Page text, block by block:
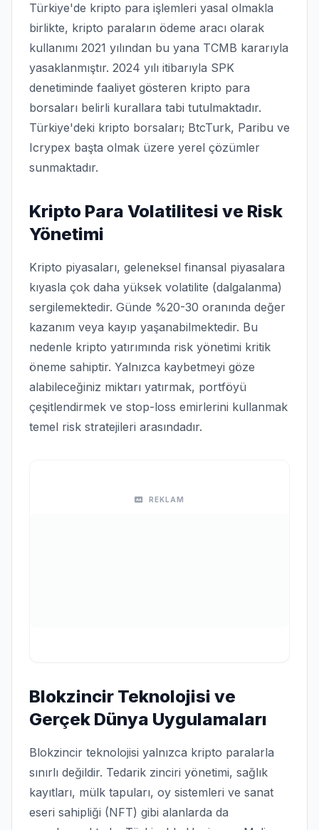
Türkiye'de kripto para işlemleri yasal olmakla
birlikte, kripto paraların ödeme aracı olarak
kullanımı 2021 yılından bu yana TCMB kararıyla
yasaklanmıştır. 2024 yılı itibarıyla SPK
denetiminde faaliyet gösteren kripto para
borsaları belirli kurallara tabi tutulmaktadır.
Türkiye'deki kripto borsaları; BtcTurk, Paribu ve
Icrypex başta olmak üzere yerel çözümler
sunmaktadır.
Kripto Para Volatilitesi ve Risk
Yönetimi
Kripto piyasaları, geleneksel finansal piyasalara
kıyasla çok daha yüksek volatilite (dalgalanma)
sergilemektedir. Günde %20-30 oranında değer
kazanım veya kayıp yaşanabilmektedir. Bu
nedenle kripto yatırımında risk yönetimi kritik
öneme sahiptir. Yalnızca kaybetmeyi göze
alabileceğiniz miktarı yatırmak, portföyü
çeşitlendirmek ve stop-loss emirlerini kullanmak
temel risk stratejileri arasındadır.
REKLAM
Blokzincir Teknolojisi ve
Gerçek Dünya Uygulamaları
Blokzincir teknolojisi yalnızca kripto paralarla
sınırlı değildir. Tedarik zinciri yönetimi, sağlık
kayıtları, mülk tapuları, oy sistemleri ve sanat
eseri sahipliği (NFT) gibi alanlarda da